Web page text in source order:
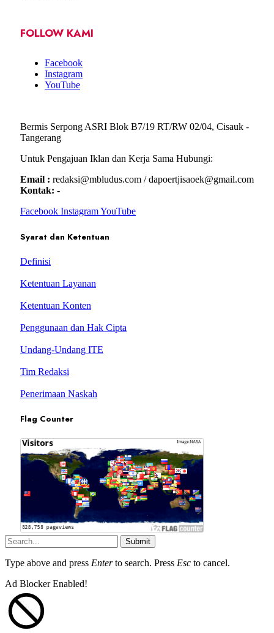
FOLLOW KAMI
Facebook
Instagram
YouTube
Bermis Serpong ASRI Blok B7/19 RT/RW 02/04, Cisauk -
Tangerang
Untuk Pengajuan Iklan dan Kerja Sama Hubungi:
Email : redaksi@mbludus.com / dapoertjisaoek@gmail.com
Kontak: -
Facebook InstagramYouTube
Syarat dan Ketentuan
Definisi
Ketentuan Layanan
Ketentuan Konten
Penggunaan dan Hak Cipta
Undang-Undang ITE
Tim Redaksi
Penerimaan Naskah
Flag Counter
Submit
Type above and press Enterto search. Press Esc to cancel.
Ad Blocker Enabled!